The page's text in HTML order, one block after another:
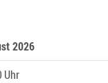
2026
Uhr